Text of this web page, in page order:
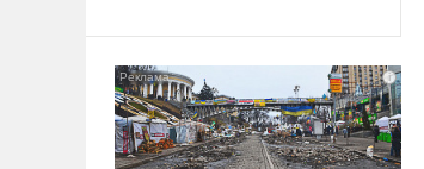
ударами судьбы, брать на себя
ответственность, помогать
слабым, идти вперед и
адаптироваться.